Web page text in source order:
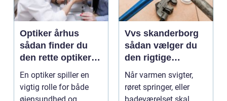
Optiker århus
sådan finder du
den rette optiker i
byen
En optiker spiller en
vigtig rolle for både
Vvs skanderborg
sådan vælger du
den rigtige
installatør
Når varmen svigter,
røret springer, eller